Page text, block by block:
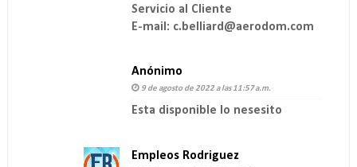
Servicio al Cliente
E-mail: c.belliard@aerodom.com
Anónimo
9 de agosto de 2022 a las 11:57 a.m.
Esta disponible lo nesesito
Empleos Rodriguez